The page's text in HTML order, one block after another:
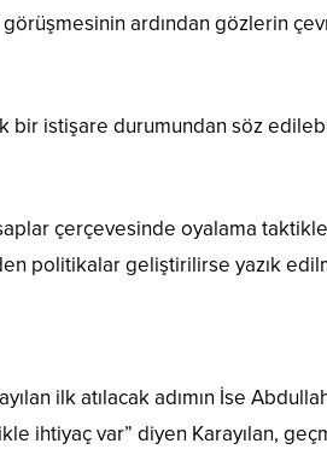
görüşmesinin ardından gözlerin
istişare durumundan söz
çerçevesinde oyalama
politikalar geliştirilirse yazık
ilk atılacak adımın İse Abdullah
ihtiyaç var” diyen Karayılan,